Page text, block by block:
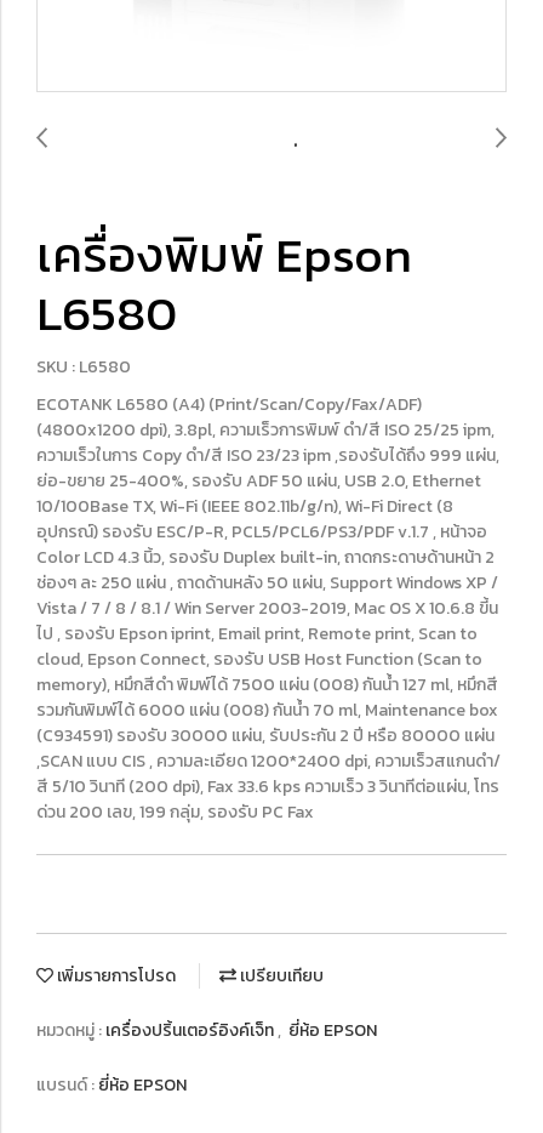
เครื่องพิมพ์ Epson
L6580
SKU : L6580
ECOTANK L6580 (A4) (Print/Scan/Copy/Fax/ADF)
(4800x1200 dpi), 3.8pl, ความเร็วการพิมพ์ ดำ/สี ISO 25/25 ipm,
ความเร็วในการ Copy ดำ/สี ISO 23/23 ipm ,รองรับได้ถึง 999 แผ่น,
ย่อ-ขยาย 25-400%, รองรับ ADF 50 แผ่น, USB 2.0, Ethernet
10/100Base TX, Wi-Fi (IEEE 802.11b/g/n), Wi-Fi Direct (8
อุปกรณ์) รองรับ ESC/P-R, PCL5/PCL6/PS3/PDF v.1.7 , หน้าจอ
Color LCD 4.3 นิ้ว, รองรับ Duplex built-in, ถาดกระดาษด้านหน้า 2
ช่องๆ ละ 250 แผ่น , ถาดด้านหลัง 50 แผ่น, Support Windows XP /
Vista / 7 / 8 / 8.1 / Win Server 2003-2019, Mac OS X 10.6.8 ขี้น
ไป , รองรับ Epson iprint, Email print, Remote print, Scan to
cloud, Epson Connect, รองรับ USB Host Function (Scan to
memory), หมึกสีดำ พิมพ์ได้ 7500 แผ่น (008) กันน้ำ 127 ml, หมึกสี
รวมกันพิมพ์ได้ 6000 แผ่น (008) กันน้ำ 70 ml, Maintenance box
(C934591) รองรับ 30000 แผ่น, รับประกัน 2 ปี หรือ 80000 แผ่น
,SCAN แบบ CIS , ความละเอียด 1200*2400 dpi, ความเร็วสแกนดำ/
สี 5/10 วินาที (200 dpi), Fax 33.6 kps ความเร็ว 3 วินาทีต่อแผ่น, โทร
ด่วน 200 เลข, 199 กลุ่ม, รองรับ PC Fax
เพิ่มรายการโปรด เปรียบเทียบ
หมวดหมู่ :เครื่องปริ้นเตอร์อิงค์เจ็ท, ยี่ห้อ EPSON
แบรนด์ :ยี่ห้อ EPSON